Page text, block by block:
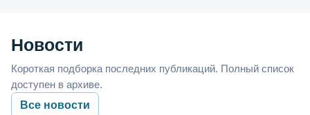
Новости
Короткая подборка последних публикаций. Полный список
доступен в архиве.
Все новости